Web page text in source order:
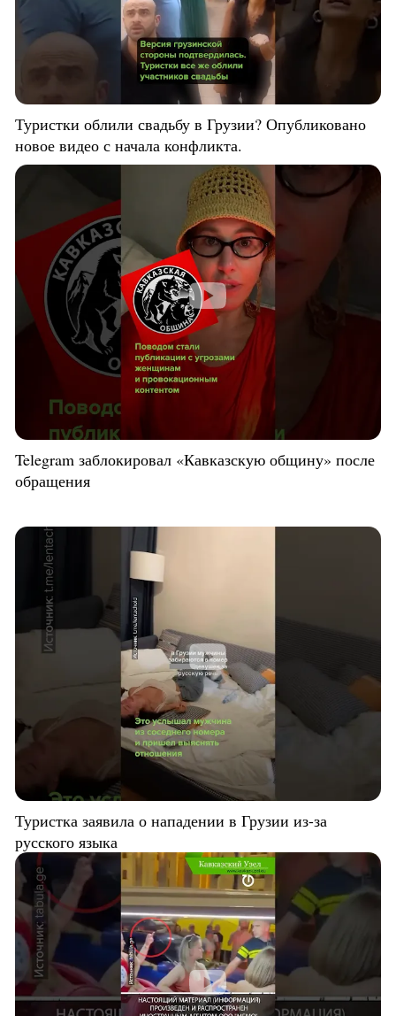
Туристки облили свадьбу в Грузии? Опубликовано
новое видео с начала конфликта.
Telegram заблокировал «Кавказскую общину» после
обращения
Туристка заявила о нападении в Грузии из-за
русского языка